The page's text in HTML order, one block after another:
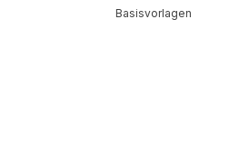
Basisvorlagen